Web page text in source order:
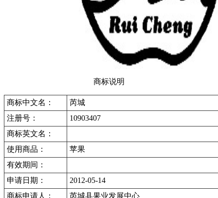
商标说明
商标中文名：
芮城
注册号：
10903407
商标英文名：
使用商品：
苹果
有效期间：
申请日期：
2012-05-14
商标申请人：
芮城县果业发展中心